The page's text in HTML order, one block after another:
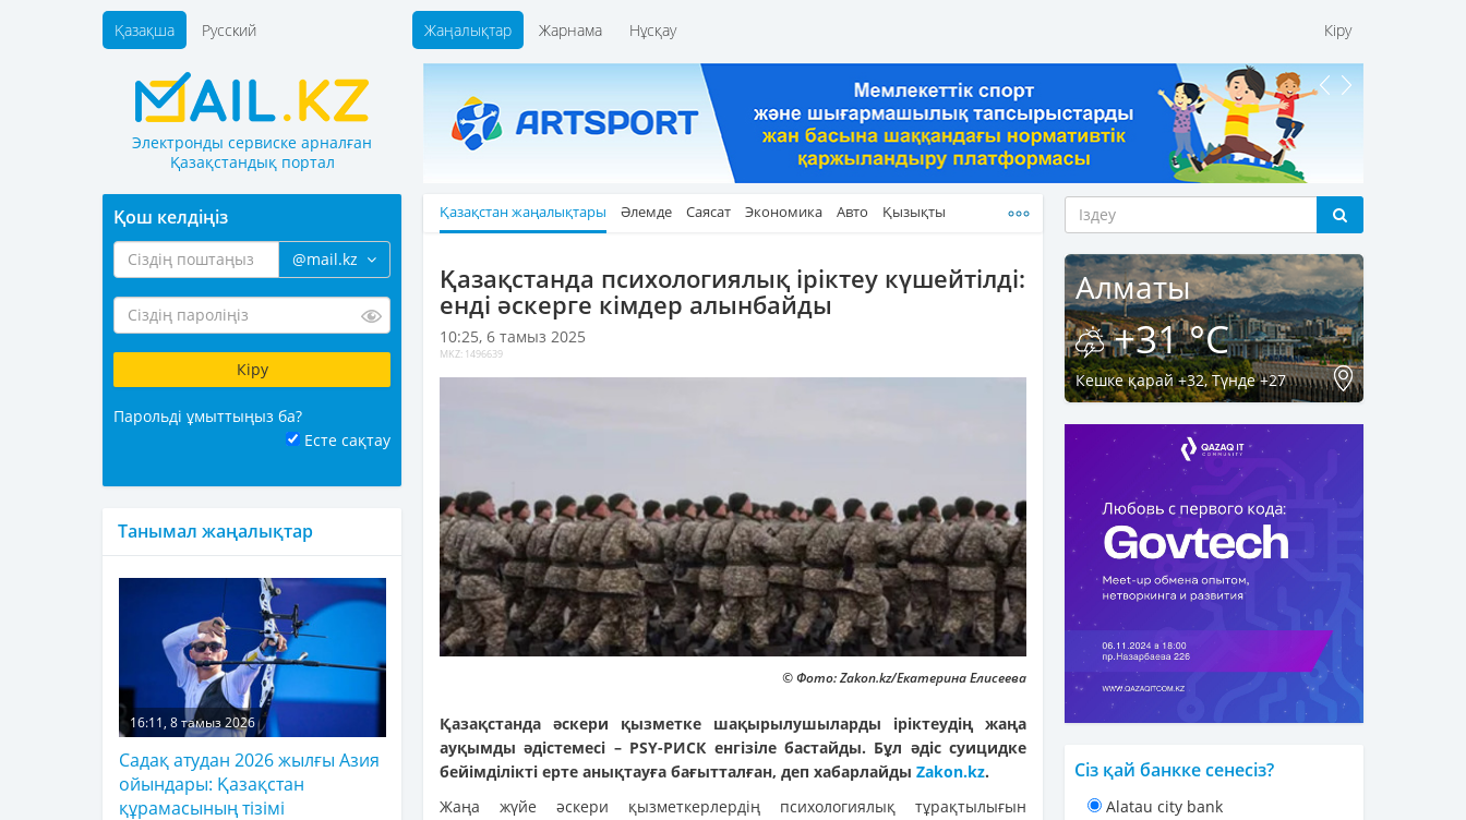
Жаңалықтар Жарнама Нұсқау Кіру
Қазақша Русский
Электронды сервиске арналған
Қазақстандық портал
Қазақстан жаңалықтары Әлемде Саясат Экономика Авто Қызықты
Қазақстанда психологиялық іріктеу күшейтілді:
енді әскерге кімдер алынбайды
10:25, 6 тамыз 2025
MKZ: 1496639
© Фото: Zakon.kz/Екатерина Елисеева
Қазақстанда әскери қызметке шақырылушыларды іріктеудің жаңа
ауқымды әдістемесі – PSY-РИСК енгізіле бастайды. Бұл әдіс суицидке
бейімділікті ерте анықтауға бағытталған, деп хабарлайды Zakon.kz.
Жаңа жүйе әскери қызметкерлердің психологиялық тұрақтылығын
Қош келдіңіз
@mail.kz
Парольді ұмыттыңыз ба?
Есте сақтау
Танымал жаңалықтар
16:11, 8 тамыз 2026
Садақ атудан 2026 жылғы Азия
ойындары: Қазақстан
құрамасының тізімі
Алматы
+31 °C
Кешке қарай +32, Түнде +27
Сіз қай банкке сенесіз?
Alatau city bank